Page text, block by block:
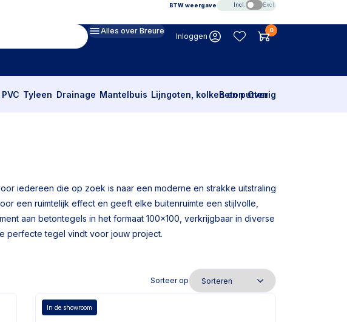
BTW weergave Incl. Excl.
Alles over Breure
Inloggen
0
PVC Tyleen Drainage Mantelbuis Lijngoten, kolken en putten
Beton Overig
iedereen die op zoek is naar een moderne en strakke uitstraling
een ruimtelijk effect en geeft elke buitenruimte een stijlvolle,
aan betontegels in het formaat 100x100, verkrijgbaar in diverse
perfecte tegel vindt voor jouw project.
Sorteer op
In de showroom